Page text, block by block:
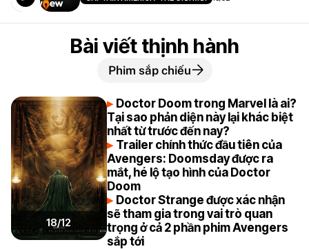
Bài viết thịnh hành
Phim sắp chiếu
18/12
Doctor Doom trong Marvel là ai?
Tại sao phản diện này lại khác biệt
nhất từ trước đến nay?
Trailer chính thức đầu tiên của
Avengers: Doomsday được ra
mắt, hé lộ tạo hình của Doctor
Doom
Doctor Strange được xác nhận
sẽ tham gia trong vai trò quan
trọng ở cả 2 phần phim Avengers
sắp tới